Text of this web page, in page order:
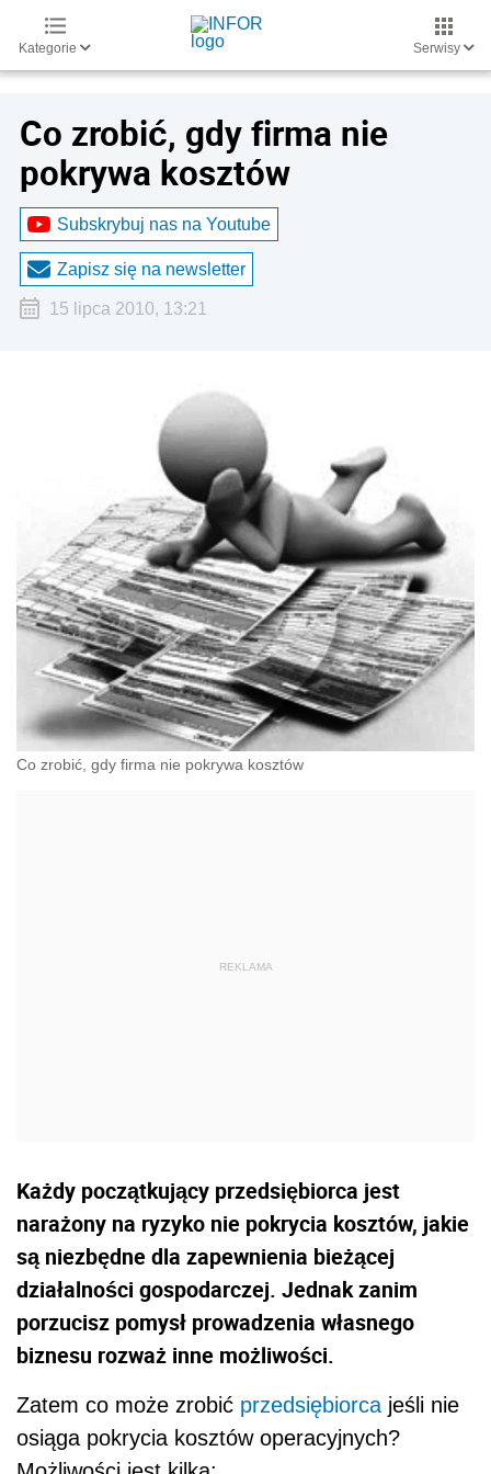
Kategorie Serwisy
Co zrobić, gdy firma nie
pokrywa kosztów
Subskrybuj nas na Youtube
Zapisz się na newsletter
15 lipca 2010, 13:21
Co zrobić, gdy firma nie pokrywa kosztów
Każdy początkujący przedsiębiorca jest
narażony na ryzyko nie pokrycia kosztów, jakie
są niezbędne dla zapewnienia bieżącej
działalności gospodarczej. Jednak zanim
porzucisz pomysł prowadzenia własnego
biznesu rozważ inne możliwości.
Zatem co może zrobić przedsiębiorca jeśli nie
osiąga pokrycia kosztów operacyjnych?